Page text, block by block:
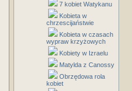
7 kobiet Watykanu
Kobieta w
chrzescijaństwie
Kobieta w czasach
wypraw krzyżowych
Kobiety w Izraelu
Matylda z Canossy
Obrzędowa rola
kobiet